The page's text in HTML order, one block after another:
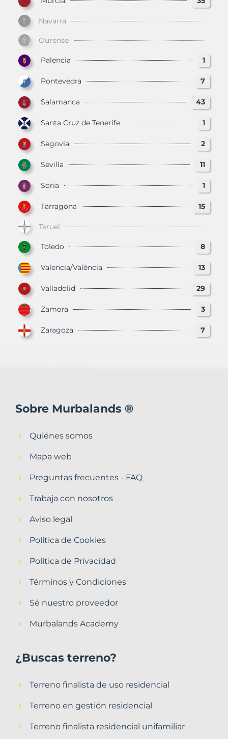
Navarra
Ourense
Palencia 1
Pontevedra 7
Salamanca 43
Santa Cruz de Tenerife 1
Segovia 2
Sevilla 11
Soria 1
Tarragona 15
Teruel
Toledo 8
Valencia/València 13
Valladolid 29
Zamora 3
Zaragoza 7
Sobre Murbalands ®
Quiénes somos
Mapa web
Preguntas frecuentes - FAQ
Trabaja con nosotros
Aviso legal
Política de Cookies
Política de Privacidad
Términos y Condiciones
Sé nuestro proveedor
Murbalands Academy
¿Buscas terreno?
Terreno finalista de uso residencial
Terreno en gestión residencial
Terreno finalista residencial unifamiliar